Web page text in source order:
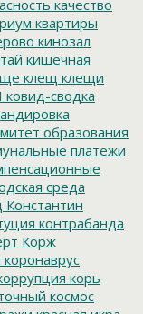
качество
квартиры
кинозал
кишечная
клещ клещи
ковид-сводка
образования
платежи
среда
Константин
контрабанда
Корж
коронаврус
корь
космос